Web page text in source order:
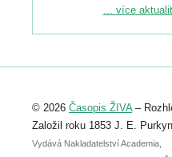
Podrobnější informace ke
Registrovat se můžete do
abstraktu přihlášené
posteru je už 30. června.
... více
© 2026 Časopis ŽIVA–
Založil roku 1853 J. E.
Vydává Nakladatelství Academia,